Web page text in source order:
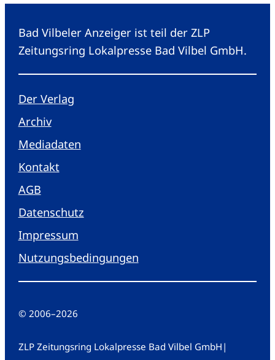
Bad Vilbeler Anzeiger ist teil der ZLP
Zeitungsring Lokalpresse Bad Vilbel GmbH.
Der Verlag
Archiv
Mediadaten
Kontakt
AGB
Datenschutz
Impressum
Nutzungsbedingungen
© 2006–2026
ZLP Zeitungsring Lokalpresse Bad Vilbel GmbH |